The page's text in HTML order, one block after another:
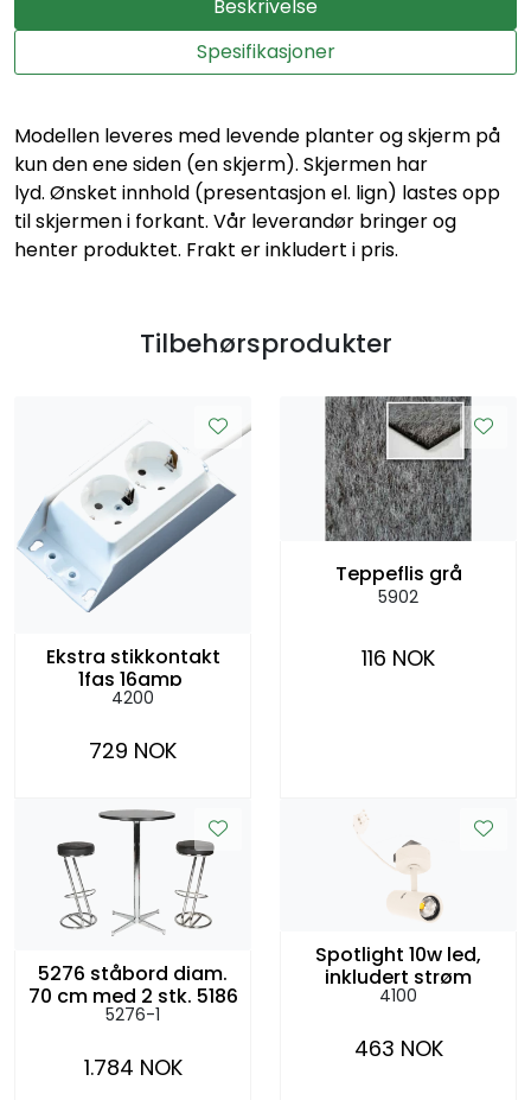
Beskrivelse
Spesifikasjoner
Modellen leveres med levende planter og skjerm på
kun den ene siden (en skjerm). Skjermen har
lyd. Ønsket innhold (presentasjon el. lign) lastes opp
til skjermen i forkant. Vår leverandør bringer og
henter produktet. Frakt er inkludert i pris.
Tilbehørsprodukter
Ekstra stikkontakt
1fas 16amp
4200
729 NOK
Teppeflis grå
5902
116 NOK
5276 ståbord diam.
70 cm med 2 stk. 5186
barstoler
5276-1
1.784 NOK
Spotlight 10w led,
inkludert strøm
4100
463 NOK